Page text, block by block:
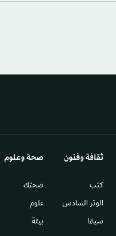
ثقافة وفنون
كتب
الوتر السادس​
سينما
صحة وعلوم
صحتك
علوم
بيئة